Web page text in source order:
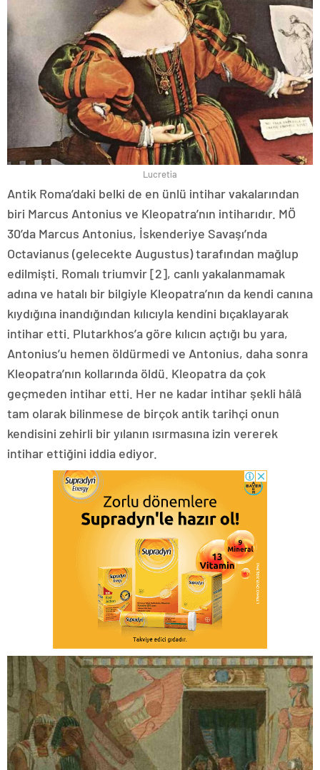
Lucretia
Antik Roma’daki belki de en ünlü intihar vakalarından
biri Marcus Antonius ve Kleopatra’nın intiharıdır. MÖ
30’da Marcus Antonius, İskenderiye Savaşı’nda
Octavianus (gelecekte Augustus) tarafından mağlup
edilmişti. Romalı triumvir [2], canlı yakalanmamak
adına ve hatalı bir bilgiyle Kleopatra’nın da kendi canına
kıydığına inandığından kılıcıyla kendini bıçaklayarak
intihar etti. Plutarkhos’a göre kılıcın açtığı bu yara,
Antonius’u hemen öldürmedi ve Antonius, daha sonra
Kleopatra’nın kollarında öldü. Kleopatra da çok
geçmeden intihar etti. Her ne kadar intihar şekli hâlâ
tam olarak bilinmese de birçok antik tarihçi onun
kendisini zehirli bir yılanın ısırmasına izin vererek
intihar ettiğini iddia ediyor.